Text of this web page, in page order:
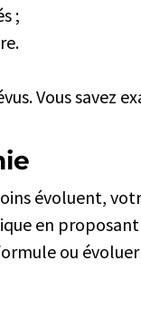
;
Vous savez
évoluent,
en
ou